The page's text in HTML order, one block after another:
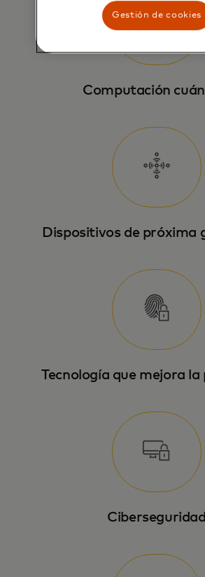
Computación
Dispositivos de próxima
Tecnología que mejora la
Ciberseguridad
Gestión de cookies